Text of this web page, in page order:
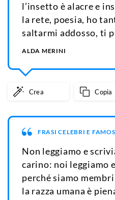
l’insetto è alacre e
la rete, poesia, ho
saltarmi addosso, ti
ALDA MERINI
Crea Copia
FRASI CELEBRI E
Non leggiamo e
carino: noi leggiamo
perché siamo
la razza umana è